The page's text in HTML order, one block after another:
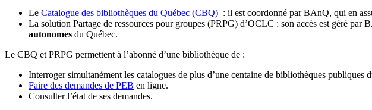
Le Catalogue des bibliothèques du Québec (CBQ) : il est coordonné par BAnQ, qui en
La solution Partage de ressources pour groupes (PRPG) d’OCLC : son accès est géré
autonomes du Québec.
Le CBQ et PRPG permettent à l’abonné d’une bibliothèque de :
Interroger simultanément les catalogues de plus d’une centaine de bibliothèques publiques
Faire des demandes de PEB en ligne.
Consulter l’état de ses demandes.